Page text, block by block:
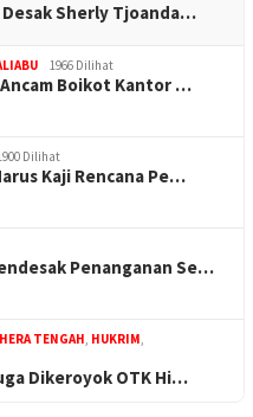
Desak Sherly Tjoanda…
1966 Dilihat
Ancam Boikot Kantor …
Dilihat
Kaji Rencana Pe…
Penanganan Se…
TENGAH, HUKRIM,
Dikeroyok OTK Hi…